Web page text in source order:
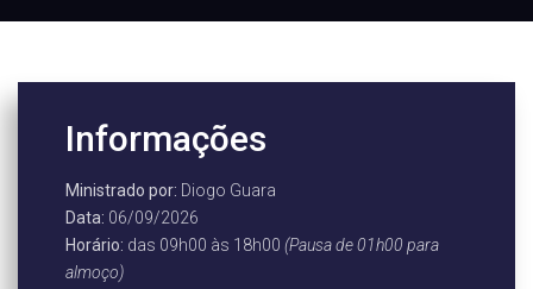
Informações
Ministrado por: Diogo Guara
Data: 06/09/2026
Horário: das 09h00 às 18h00 (Pausa de 01h00 para
almoço)